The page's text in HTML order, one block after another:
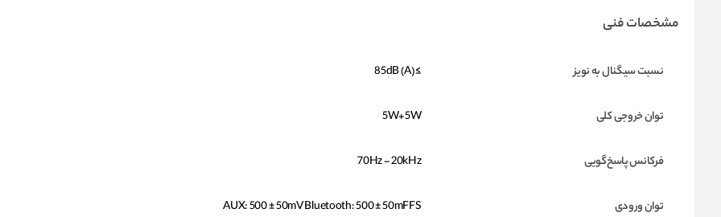
مشخصات فنی
نسبت سیگنال به نویز ≥85dB (A)
توان خروجی کلی 5W+5W
فرکانس پاسخ‌گویی 70Hz - 20kHz
توان ورودی AUX: 500 ± 50mV Bluetooth: 500 ± 50mFFS